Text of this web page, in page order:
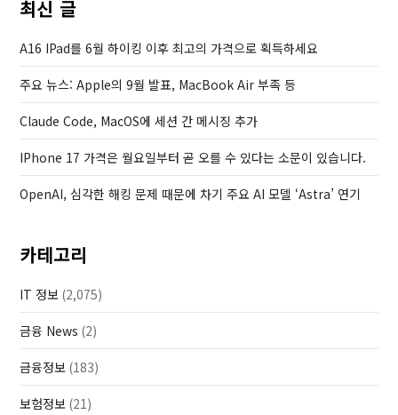
s
P
o
s
최신 글
A16 IPad를 6월 하이킹 이후 최고의 가격으로 획득하세요
주요 뉴스: Apple의 9월 발표, MacBook Air 부족 등
Claude Code, MacOS에 세션 간 메시징 추가
IPhone 17 가격은 월요일부터 곧 오를 수 있다는 소문이 있습니다.
OpenAI, 심각한 해킹 문제 때문에 차기 주요 AI 모델 ‘Astra’ 연기
카테고리
IT 정보 (2,075)
금융 News (2)
금융정보 (183)
보험정보 (21)